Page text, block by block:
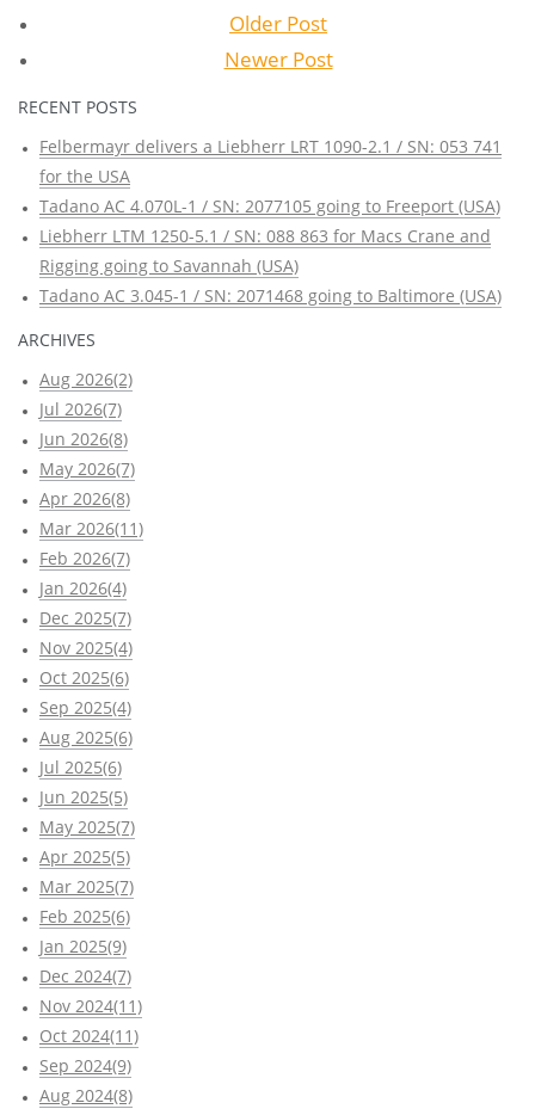
Older Post
Newer Post
RECENT POSTS
Felbermayr delivers a Liebherr LRT 1090-2.1 / SN: 053 741
for the USA
Tadano AC 4.070L-1 / SN: 2077105 going to Freeport (USA)
Liebherr LTM 1250-5.1 / SN: 088 863 for Macs Crane and
Rigging going to Savannah (USA)
Tadano AC 3.045-1 / SN: 2071468 going to Baltimore (USA)
ARCHIVES
Aug 2026(2)
Jul 2026(7)
Jun 2026(8)
May 2026(7)
Apr 2026(8)
Mar 2026(11)
Feb 2026(7)
Jan 2026(4)
Dec 2025(7)
Nov 2025(4)
Oct 2025(6)
Sep 2025(4)
Aug 2025(6)
Jul 2025(6)
Jun 2025(5)
May 2025(7)
Apr 2025(5)
Mar 2025(7)
Feb 2025(6)
Jan 2025(9)
Dec 2024(7)
Nov 2024(11)
Oct 2024(11)
Sep 2024(9)
Aug 2024(8)